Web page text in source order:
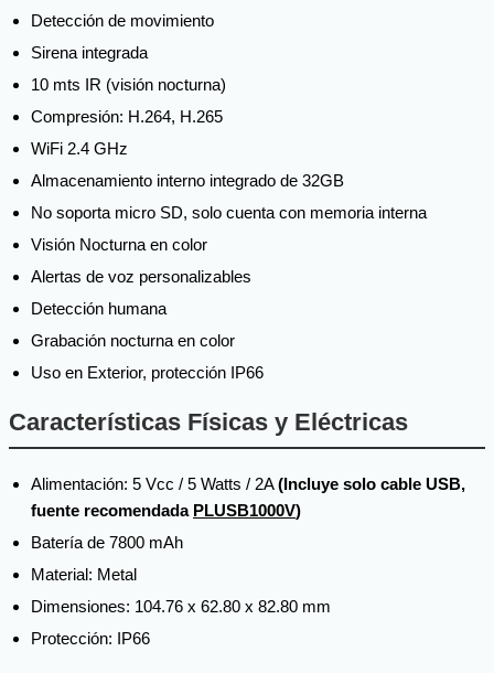
Detección de movimiento
Sirena integrada
10 mts IR (visión nocturna)
Compresión: H.264, H.265
WiFi 2.4 GHz
Almacenamiento interno integrado de 32GB
No soporta micro SD, solo cuenta con memoria interna
Visión Nocturna en color
Alertas de voz personalizables
Detección humana
Grabación nocturna en color
Uso en Exterior, protección IP66
Características Físicas y Eléctricas
Alimentación: 5 Vcc / 5 Watts / 2A(Incluye solo cable USB,
fuente recomendada PLUSB1000V)
Batería de 7800 mAh
Material: Metal
Dimensiones: 104.76 x 62.80 x 82.80 mm
Protección: IP66